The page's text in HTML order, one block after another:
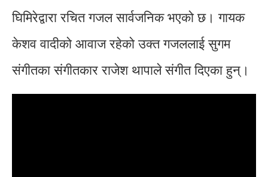
घिमिरेद्वारा रचित गजल सार्वजनिक भएको छ। गायक
केशव वादीको आवाज रहेको उक्त गजललाई सुगम
संगीतका संगीतकार राजेश थापाले संगीत दिएका हुन्।